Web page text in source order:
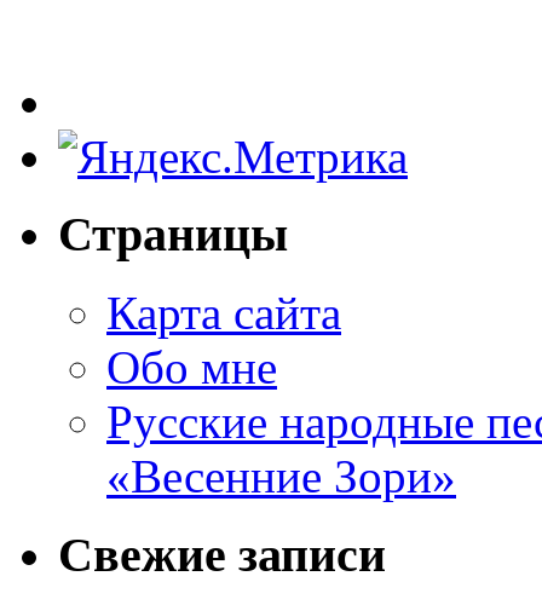
Страницы
Карта сайта
Обо мне
Русские народные
«Весенние Зори»
Свежие записи